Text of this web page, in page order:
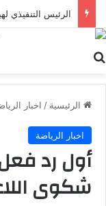
الرئيسية / اخبار
اخبار الرياضة
أول رد
شكوى